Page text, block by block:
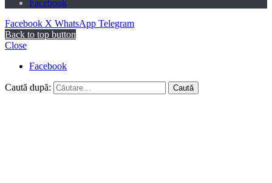
Facebook
Facebook X WhatsApp Telegram
Back to top button
Close
Facebook
Caută după: